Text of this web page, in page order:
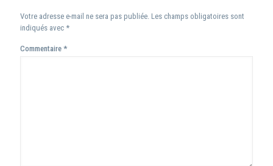
Votre adresse e-mail ne sera pas publiée. Les champs obligatoires sont
indiqués avec *
Commentaire *